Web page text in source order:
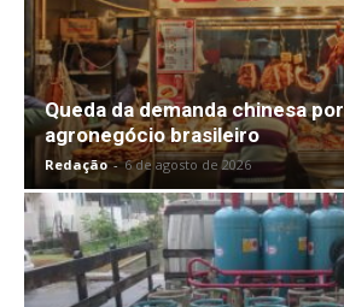
Queda da demanda chinesa
agronegócio brasileiro
Redação - 6 de agosto de 2026